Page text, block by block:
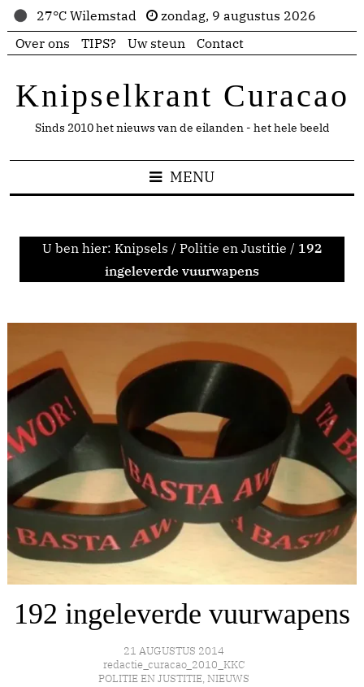
27°C Wilemstad
zondag, 9 augustus 2026
Over ons
TIPS? Uw steun Contact
Knipselkrant Curacao
Sinds 2010 het nieuws van de eilanden - het hele beeld
MENU
U ben hier: Knipsels / Politie en Justitie / 192
ingeleverde vuurwapens
192 ingeleverde vuurwapens
21 AUGUSTUS 2014
redactie_curacao_2010_KKC
POLITIE EN JUSTITIE, NIEUWS